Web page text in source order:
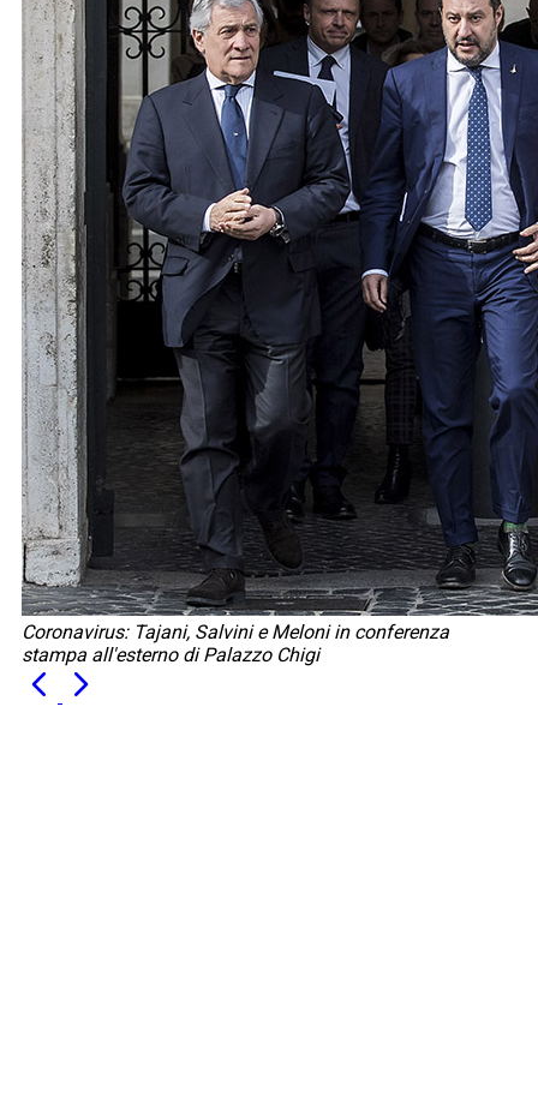
Coronavirus: Tajani, Salvini e Meloni in conferenza
stampa all'esterno di Palazzo Chigi